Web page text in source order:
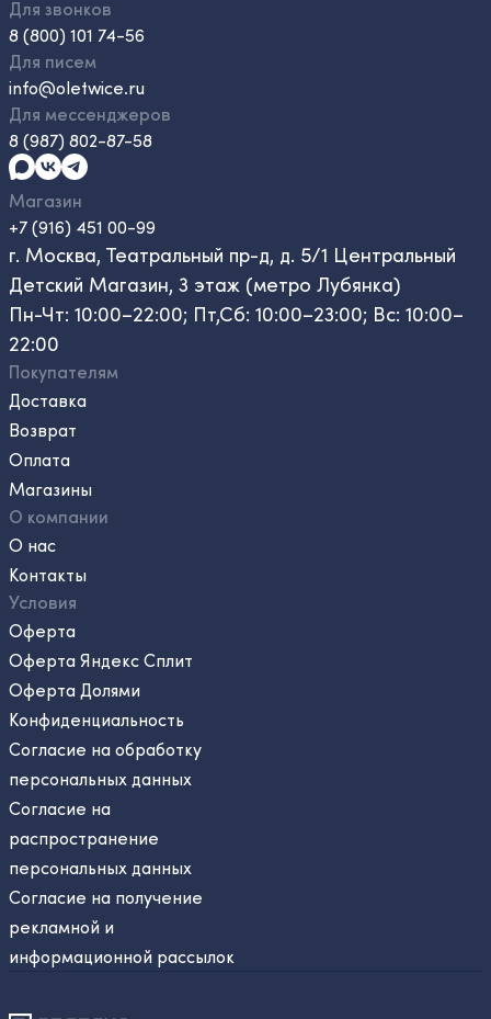
Для звонков
8 (800) 101 74-56
Для писем
info@oletwice.ru
Для мессенджеров
8 (987) 802-87-58
Магазин
+7 (916) 451 00-99
г. Москва, Театральный пр-д, д. 5/1 Центральный
Детский Магазин, 3 этаж (метро Лубянка)
Пн-Чт: 10:00–22:00; Пт,Сб: 10:00–23:00; Вс: 10:00–
22:00
Покупателям
Доставка
Возврат
Оплата
Магазины
О компании
О нас
Контакты
Условия
Оферта
Оферта Яндекс Сплит
Оферта Долями
Конфиденциальность
Согласие на обработку
персональных данных
Согласие на
распространение
персональных данных
Согласие на получение
рекламной и
информационной рассылок